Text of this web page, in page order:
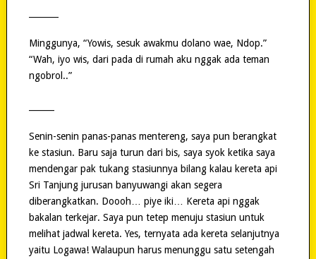
Minggunya, “Yowis, sesuk awakmu dolano wae, Ndop.”
“Wah, iyo wis, dari pada di rumah aku nggak ada teman
ngobrol..”
Senin-senin panas-panas mentereng, saya pun berangkat
ke stasiun. Baru saja turun dari bis, saya syok ketika saya
mendengar pak tukang stasiunnya bilang kalau kereta api
Sri Tanjung jurusan banyuwangi akan segera
diberangkatkan. Doooh… piye iki… Kereta api nggak
bakalan terkejar. Saya pun tetep menuju stasiun untuk
melihat jadwal kereta. Yes, ternyata ada kereta selanjutnya
yaitu Logawa! Walaupun harus menunggu satu setengah